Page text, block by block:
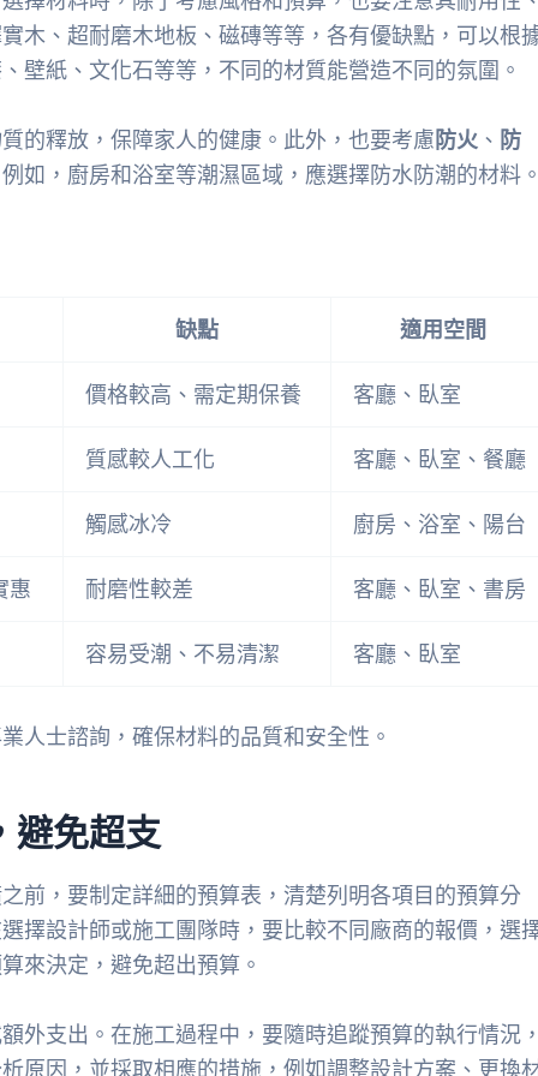
木、超耐磨木地板、磁磚等等，各有優缺點，可以根
壁紙、文化石等等，不同的材質能營造不同的氛圍。
的釋放，保障家人的健康。此外，也要考慮防火 、 防
如，廚房和浴室等潮濕區域，應選擇防水防潮的材料。
缺點 適用空間
價格較高、需定期保養 客廳、臥室
質感較人工化 客廳、臥室、餐廳
觸感冰冷 廚房、浴室、陽台
惠 耐磨性較差 客廳、臥室、書房
容易受潮、不易清潔 客廳、臥室
人士諮詢，確保材料的品質和安全性。
避免超支
前，要制定詳細的預算表，清楚列明各項目的預算分
擇設計師或施工團隊時，要比較不同廠商的報價，選
來決定，避免超出預算。
外支出。在施工過程中，要隨時追蹤預算的執行情況，
原因，並採取相應的措施，例如調整設計方案、更換